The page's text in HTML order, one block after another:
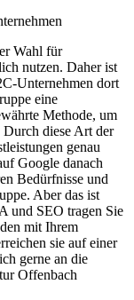
Wahl für
nutzen. Daher ist
Unternehmen dort
eine
Methode, um
diese Art der
genau
Google danach
Bedürfnisse und
Aber das ist
und SEO tragen Sie
mit Ihrem
sie auf einer
gerne an die
Offenbach